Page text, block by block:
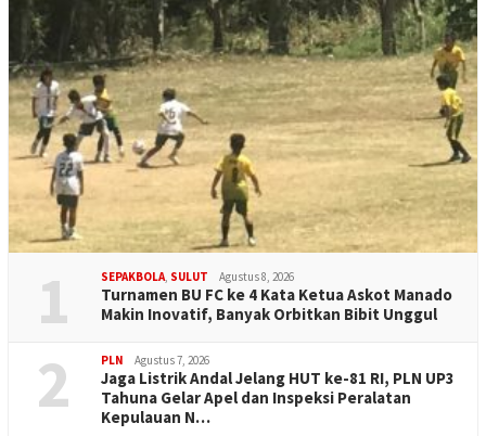
1 SEPAKBOLA SULUT Agustus 8, 2026
Turnamen BU FC ke 4 Kata Ketua Askot Manado
Makin Inovatif, Banyak Orbitkan Bibit Unggul
2 PLN Agustus 7, 2026
Jaga Listrik Andal Jelang HUT ke-81 RI, PLN UP3
Tahuna Gelar Apel dan Inspeksi Peralatan
Kepulauan N…